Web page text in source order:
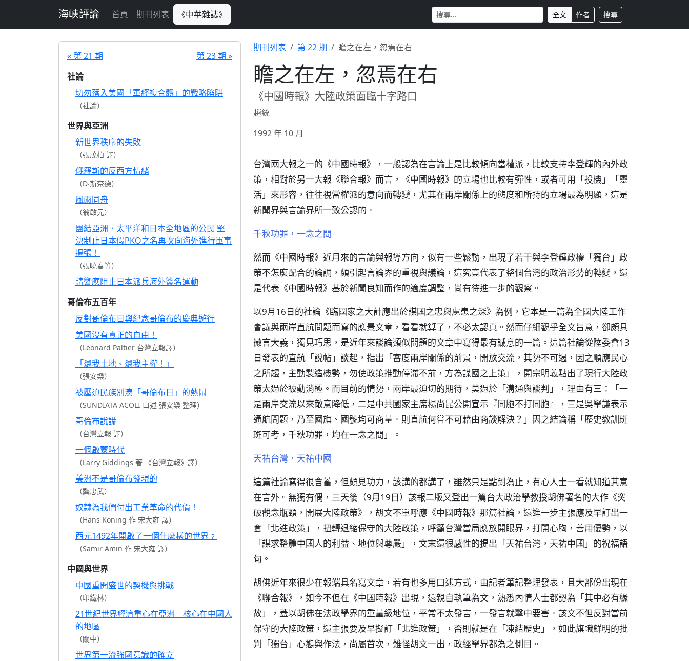
海峽評論 首頁 期刊列表 《中華雜誌》 全文 作者 搜尋
« 第 21 期
第 23 期 »
社論
切勿落入美國「軍經複合體」的戰略陷阱
（社論）
世界與亞洲
新世界秩序的失敗
（張茂柏 譯）
俄羅斯的反西方情緒
（D‧斯奈德）
風雨同舟
（翁啟元）
團結亞洲．太平洋和日本全地區的公民 堅
決制止日本假PKO之名再次向海外進行軍事
擴張！
（張曉春等）
請響應阻止日本派兵海外簽名運動
哥倫布五百年
反對哥倫布日與紀念哥倫布的慶典遊行
美國沒有真正的自由！
（Leonard Paltier 台灣立報譯）
「還我土地、還我主權！」
（張安樂）
被壓迫民族別湊「哥倫布日」的熱鬧
（SUNDIATA ACOLI 口述 張安樂 整理）
哥倫布說謊
（台灣立報 譯）
一個啟蒙時代
（Larry Giddings 著 《台灣立報》譯）
美洲不是哥倫布發現的
（龔忠武）
奴隸為我們付出工業革命的代價！
（Hans Koning 作 宋大雍 譯）
西元1492年開啟了一個什麼樣的世界﹖
（Samir Amin 作 宋大雍 譯）
中國與世界
中國重開盛世的契機與挑戰
（印鐵林）
21世紀世界經濟重心在亞洲 核心在中國人
的地區
（關中）
世界第一流強國意識的確立
期刊列表 第 22 期 瞻之在左，忽焉在右
瞻之在左，忽焉在右
《中國時報》大陸政策面臨十字路口
趙統
1992 年 10 月
台灣兩大報之一的《中國時報》，一般認為在言論上是比較傾向當權派，比較支持李登輝的內外政
策，相對於另一大報《聯合報》而言，《中國時報》的立場也比較有彈性，或者可用「投機」「靈
活」來形容，往往視當權派的意向而轉變，尤其在兩岸關係上的態度和所持的立場最為明顯，這是
新聞界與言論界所一致公認的。
千秋功罪，一念之間
然而《中國時報》近月來的言論與報導方向，似有一些鬆動，出現了若干與李登輝政權「獨台」政
策不怎麼配合的論調，頗引起言論界的重視與議論，這究竟代表了整個台灣的政治形勢的轉變，還
是代表《中國時報》基於新聞良知而作的適度調整，尚有待進一步的觀察。
以9月16日的社論《臨國家之大計應出於謀國之忠與慮患之深》為例，它本是一篇為全國大陸工作
會議與兩岸直航問題而寫的應景文章，看看就算了，不必太認真。然而仔細觀乎全文旨意，卻頗具
微言大義，獨見巧思，是近年來談論類似問題的文章中寫得最有誠意的一篇。這篇社論從陸委會13
日發表的直航「說帖」談起，指出「審度兩岸關係的前景，開放交流，其勢不可遏，因之順應民心
之所趨，主動製造機勢，勿使政策推動停滯不前，方為謀國之上策」，開宗明義點出了現行大陸政
策太過於被動消極。而目前的情勢，兩岸最迫切的期待，莫過於「溝通與談判」，理由有三：「一
是兩岸交流以來敵意降低，二是中共國家主席楊尚昆公開宣示『同胞不打同胞』，三是吳學謙表示
通航問題，乃至國旗、國號均可商量。則直航何嘗不可藉由商談解決？」因之結論稱「歷史教訓斑
斑可考，千秋功罪，均在一念之間」。
天祐台灣，天祐中國
這篇社論寫得很含蓄，但頗見功力，該講的都講了，雖然只是點到為止，有心人士一看就知道其意
在言外。無獨有偶，三天後（9月19日）該報二版又登出一篇台大政治學教授胡佛署名的大作《突
破觀念瓶頸，開展大陸政策》，胡文不單呼應《中國時報》那篇社論，還進一步主張應及早訂出一
套「北進政策」，扭轉退縮保守的大陸政策，呼籲台灣當局應放開眼界，打開心胸，善用優勢，以
「謀求整體中國人的利益、地位與尊嚴」，文末還很感性的提出「天祐台灣，天祐中國」的祝福語
句。
胡佛近年來很少在報端具名寫文章，若有也多用口述方式，由記者筆記整理發表，且大部份出現在
《聯合報》，如今不但在《中國時報》出現，還親自執筆為文，熟悉內情人士都認為「其中必有緣
故」，蓋以胡佛在法政學界的重量級地位，平常不太發言，一發言就擊中要害。該文不但反對當前
保守的大陸政策，還主張要及早擬訂「北進政策」，否則就是在「凍結歷史」，如此旗幟鮮明的批
判「獨台」心態與作法，尚屬首次，難怪胡文一出，政經學界都為之側目。